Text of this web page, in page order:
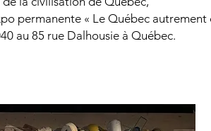
permanente « Le Québec autrement
au 85 rue Dalhousie à Québec.